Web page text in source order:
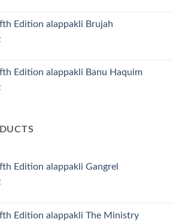
Edition alappakli Brujah
Edition alappakli Banu Haquim
Edition alappakli Gangrel
Edition alappakli The Ministry